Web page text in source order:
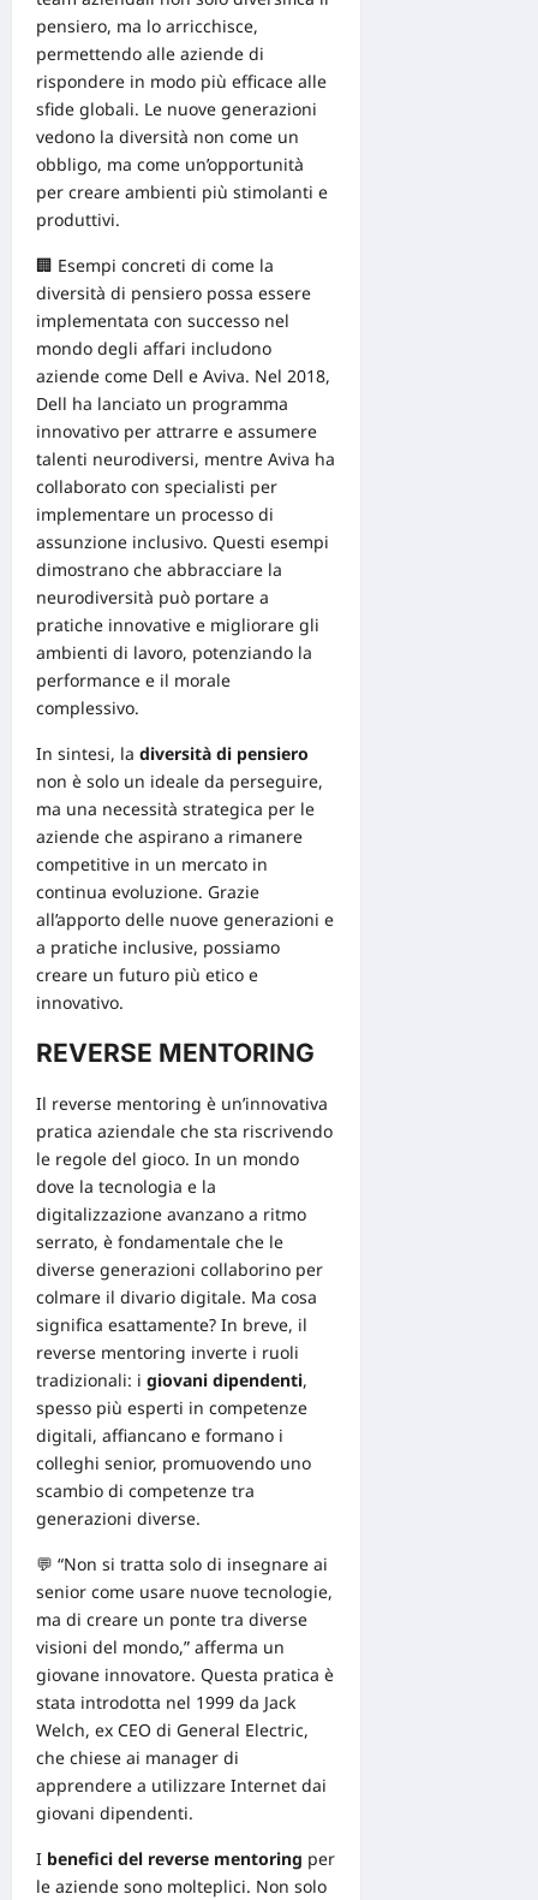
pensiero, ma lo arricchisce,
permettendo alle aziende di
rispondere in modo più efficace alle
sfide globali. Le nuove generazioni
vedono la diversità non come un
obbligo, ma come un’opportunità
per creare ambienti più stimolanti e
produttivi.
🏢 Esempi concreti di come la
diversità di pensiero possa essere
implementata con successo nel
mondo degli affari includono
aziende come Dell e Aviva. Nel 2018,
Dell ha lanciato un programma
innovativo per attrarre e assumere
talenti neurodiversi, mentre Aviva ha
collaborato con specialisti per
implementare un processo di
assunzione inclusivo. Questi esempi
dimostrano che abbracciare la
neurodiversità può portare a
pratiche innovative e migliorare gli
ambienti di lavoro, potenziando la
performance e il morale
complessivo.
In sintesi, la diversità di pensiero
non è solo un ideale da perseguire,
ma una necessità strategica per le
aziende che aspirano a rimanere
competitive in un mercato in
continua evoluzione. Grazie
all’apporto delle nuove generazioni e
a pratiche inclusive, possiamo
creare un futuro più etico e
innovativo.
REVERSE MENTORING
Il reverse mentoring è un’innovativa
pratica aziendale che sta riscrivendo
le regole del gioco. In un mondo
dove la tecnologia e la
digitalizzazione avanzano a ritmo
serrato, è fondamentale che le
diverse generazioni collaborino per
colmare il divario digitale. Ma cosa
significa esattamente? In breve, il
reverse mentoring inverte i ruoli
tradizionali: i giovani dipendenti,
spesso più esperti in competenze
digitali, affiancano e formano i
colleghi senior, promuovendo uno
scambio di competenze tra
generazioni diverse.
💬 “Non si tratta solo di insegnare ai
senior come usare nuove tecnologie,
ma di creare un ponte tra diverse
visioni del mondo,” afferma un
giovane innovatore. Questa pratica è
stata introdotta nel 1999 da Jack
Welch, ex CEO di General Electric,
che chiese ai manager di
apprendere a utilizzare Internet dai
giovani dipendenti.
I benefici del reverse mentoring per
le aziende sono molteplici. Non solo